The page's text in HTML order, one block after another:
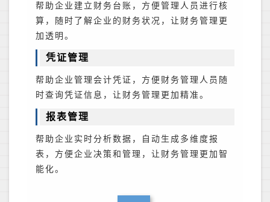
帮助企业建立财务台账，方便管理人员进行核
算，随时了解企业的财务状况，让财务管理更
加透明。
凭证管理
帮助企业管理会计凭证，方便财务管理人员随
时查询凭证信息，让财务管理更加精准。
报表管理
帮助企业实时分析数据，自动生成多维度报
表，方便企业决策和管理，让财务管理更加智
能化。